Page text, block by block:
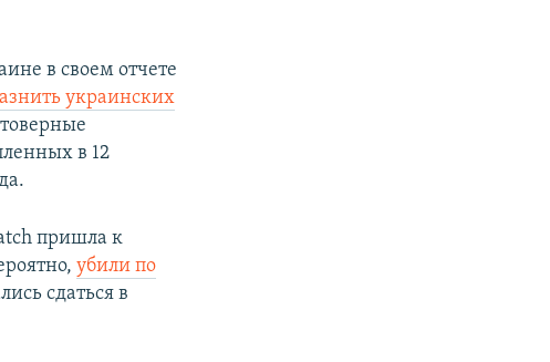
в своем отчете
украинских
в 12
пришла к
убили по
сдаться в